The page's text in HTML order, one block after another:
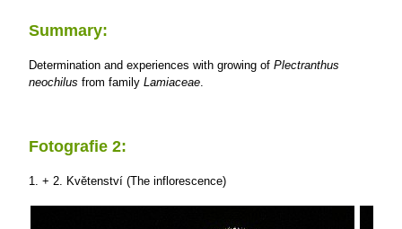
Summary:
Determination and experiences with growing of Plectranthus
neochilus from family Lamiaceae.
Fotografie 2:
1. + 2. Květenství (The inflorescence)